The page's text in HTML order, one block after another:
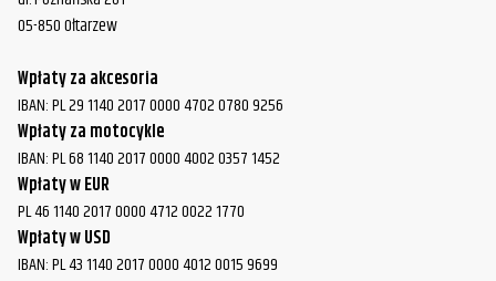
05-850 Ołtarzew
Wpłaty za akcesoria
IBAN: PL 29 1140 2017 0000 4702 0780 9256
Wpłaty za motocykle
IBAN: PL 68 1140 2017 0000 4002 0357 1452
Wpłaty w EUR
PL 46 1140 2017 0000 4712 0022 1770
Wpłaty w USD
IBAN: PL 43 1140 2017 0000 4012 0015 9699